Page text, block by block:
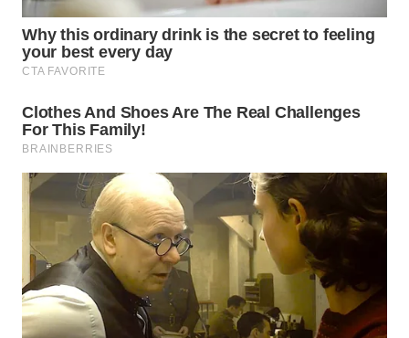
KEPULAUAN
SERIBU
WN
WN
WN
WN
INDRAMAYU